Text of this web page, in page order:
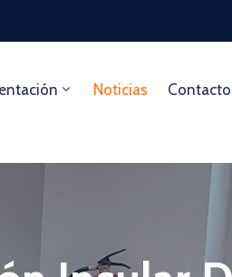
Noticias Contacto